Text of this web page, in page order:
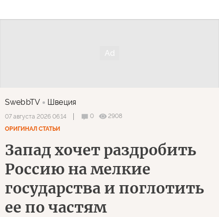
SwebbTV Швеция
07 августа 2026 06:14 0
2908
ОРИГИНАЛ СТАТЬИ
Запад хочет раздробить
Россию на мелкие
государства и поглотить
ее по частям